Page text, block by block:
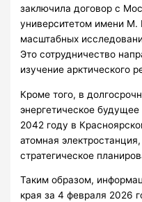
заключила договор с
университетом имени М.
масштабных
Это сотрудничество
изучение арктического
Кроме того, в
энергетическое
2042 году в
атомная
стратегическое
Таким образом,
края за 4 февраля 2026